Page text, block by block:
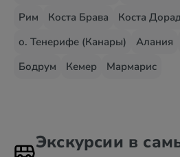
Рим
Коста Брава Коста
о. Тенерифе (Канары)
Алания
Бодрум
Кемер Мармарис
Экскурсии в